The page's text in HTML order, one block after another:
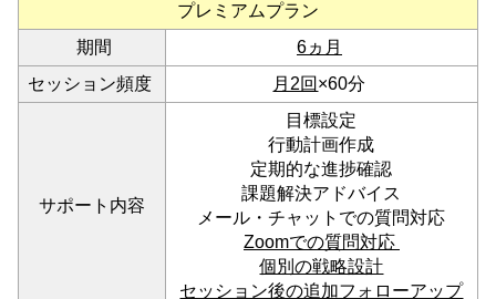
プレミアムプラン
期間
6ヵ月
セッション頻度
月2回 ×60分
サポート内容
目標設定
行動計画作成
定期的な進捗確認
課題解決アドバイス
メール・チャットでの質問対応
Zoomでの質問対応
個別の戦略設計
セッション後の追加フォローアップ